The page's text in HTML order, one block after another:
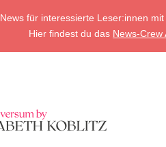
News für interessierte Leser:innen mit
Hier findest du das News-Crew